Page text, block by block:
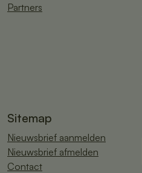
Partners
Sitemap
Nieuwsbrief aanmelden
Nieuwsbrief afmelden
Contact